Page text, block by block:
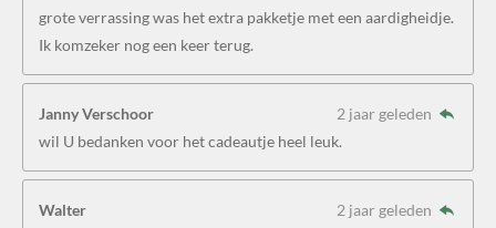
grote verrassing was het extra pakketje met een aardigheidje.
Ik komzeker nog een keer terug.
Janny Verschoor
2 jaar geleden
wil U bedanken voor het cadeautje heel leuk.
Walter 2 jaar geleden